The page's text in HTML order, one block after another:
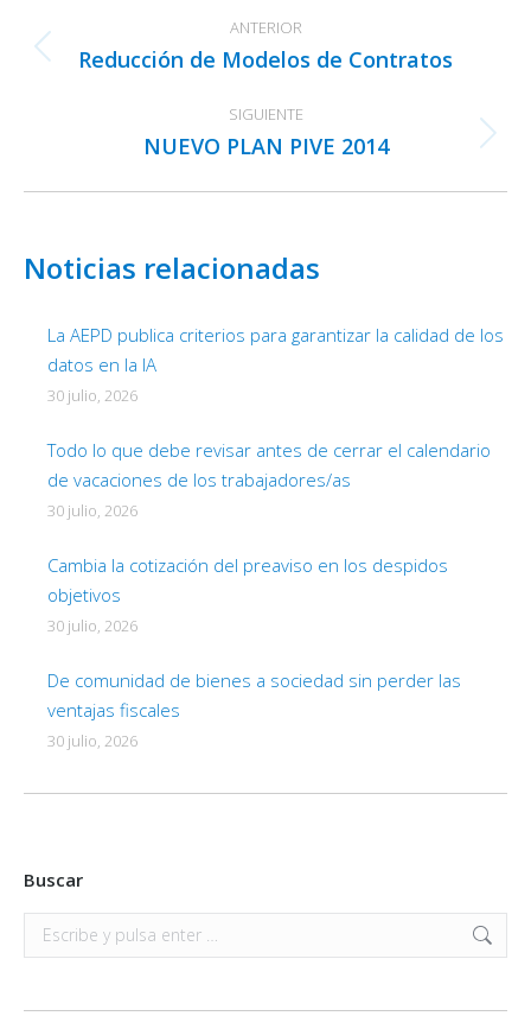
entre
publicaciones
ANTERIOR
Publicación
Reducción de Modelos de Contratos
SIGUIENTE
Publicación
NUEVO PLAN PIVE 2014
Noticias relacionadas
La AEPD publica criterios para garantizar la calidad de los
datos en la IA
30 julio, 2026
Todo lo que debe revisar antes de cerrar el calendario
de vacaciones de los trabajadores/as
30 julio, 2026
Cambia la cotización del preaviso en los despidos
objetivos
30 julio, 2026
De comunidad de bienes a sociedad sin perder las
ventajas fiscales
30 julio, 2026
Buscar
Buscar: